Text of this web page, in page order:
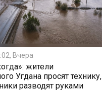
Вчера
жители
Угдана просят технику,
разводят руками